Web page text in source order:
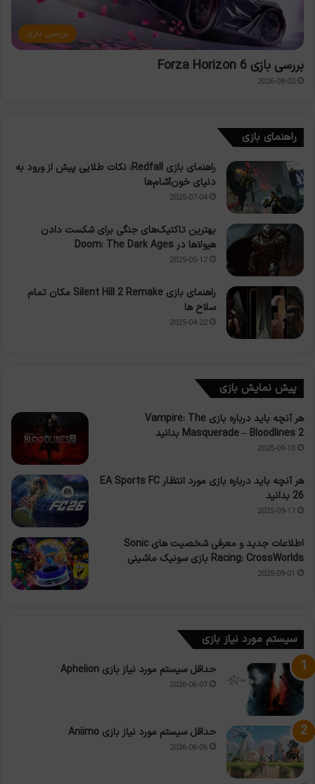
بررسی بازی
بررسی بازی Forza Horizon 6
2026-08-02
راهنمای بازی
راهنمای بازی Redfall: نکات طلایی پیش از ورود به
دنیای خون‌آشام‌ها
2025-07-04
بهترین تاکتیک‌های جنگی برای شکست دادن
هیولاها در Doom: The Dark Ages
2025-05-17
راهنمای بازی Silent Hill 2 Remake مکان تمام
سلاح ها
2025-04-22
پیش نمایش بازی
هر آنچه باید درباره بازی Vampire: The
Masquerade – Bloodlines 2 بدانید
2025-09-18
هر آنچه باید درباره بازی مورد انتظار EA Sports FC
26 بدانید
2025-09-17
اطلاعات جدید و معرفی شخصیت های Sonic
Racing: CrossWorlds بازی سونیک ماشینی
2025-09-01
سیستم مورد نیاز بازی
حداقل سیستم مورد نیاز بازی Aphelion
2026-06-07
حداقل سیستم مورد نیاز بازی Aniimo
2026-06-06